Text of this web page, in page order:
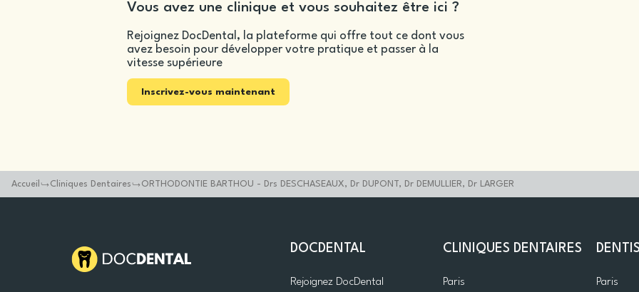
Vous avez une clinique et vous souhaitez être ici ?
Rejoignez DocDental, la plateforme qui offre tout ce dont vous
avez besoin pour développer votre pratique et passer à la
vitesse supérieure
Inscrivez-vous maintenant
Accueil Cliniques Dentaires ORTHODONTIE BARTHOU - Drs DESCHASEAUX, Dr DUPONT, Dr DEMULLIER, Dr LARGER
DOCDENTAL
Rejoignez DocDental
CLINIQUES DENTAIRES
Paris Paris